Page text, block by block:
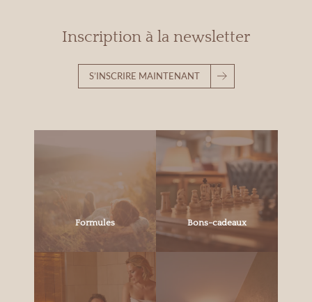
Inscription à la newsletter
S’INSCRIRE MAINTENANT
Formules Bons-cadeaux